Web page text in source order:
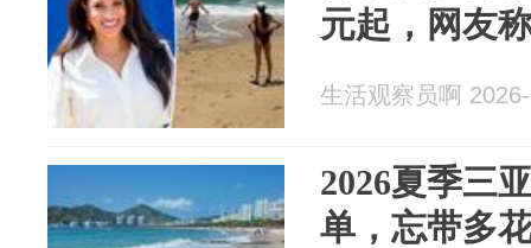
元起，网友
生活观察员啊
2026夏季三
单，忘带多